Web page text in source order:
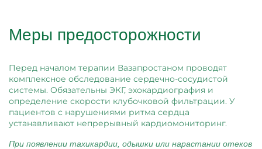
Меры предосторожности
Перед началом терапии Вазапростаном проводят
комплексное обследование сердечно-сосудистой
системы. Обязательны ЭКГ, эхокардиография и
определение скорости клубочковой фильтрации. У
пациентов с нарушениями ритма сердца
устанавливают непрерывный кардиомониторинг.
При появлении тахикардии, одышки или нарастании отеков